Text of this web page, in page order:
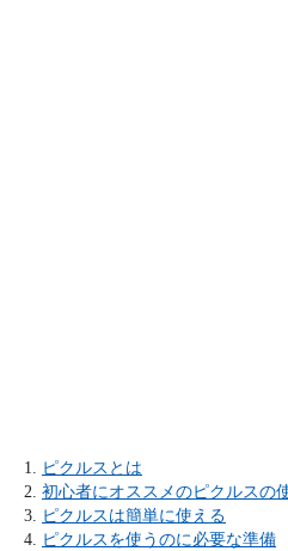
ピクルスとは
初心者にオススメのピクルスの
ピクルスは簡単に使える
ピクルスを使うのに必要な準備